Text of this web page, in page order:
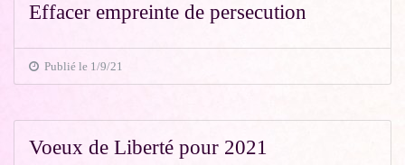
Effacer empreinte de persecution
Publié le 1/9/21
Voeux de Liberté pour 2021